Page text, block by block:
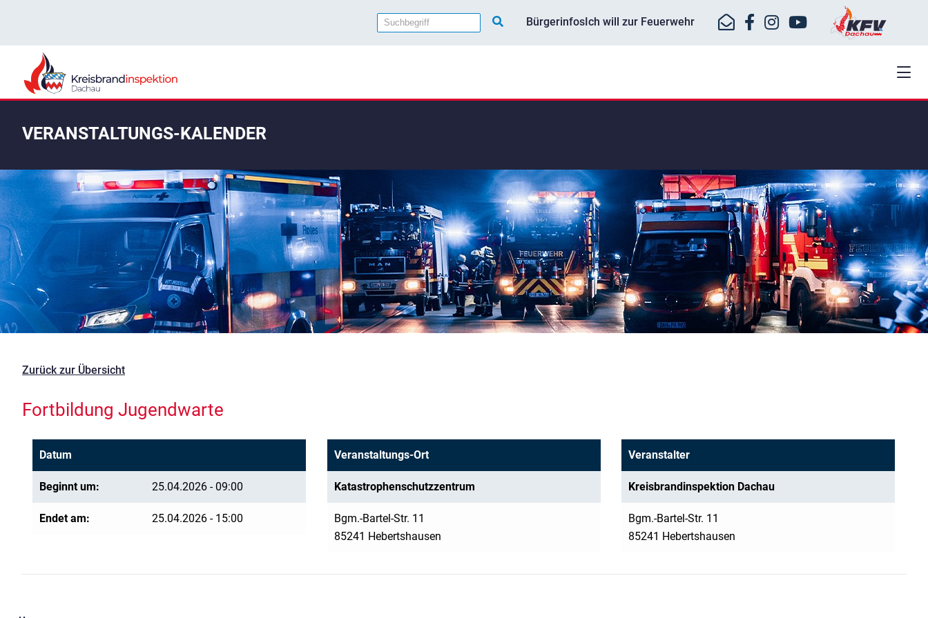
BürgerinfosIch will zur Feuerwehr
VERANSTALTUNGS-KALENDER
Zurück zur Übersicht
Fortbildung Jugendwarte
Datum
Beginnt um: 25.04.2026 - 09:00
Endet am: 25.04.2026 - 15:00
Veranstaltungs-Ort
Katastrophenschutzzentrum
Bgm.-Bartel-Str. 11
85241 Hebertshausen
Veranstalter
Kreisbrandinspektion Dachau
Bgm.-Bartel-Str. 11
85241 Hebertshausen